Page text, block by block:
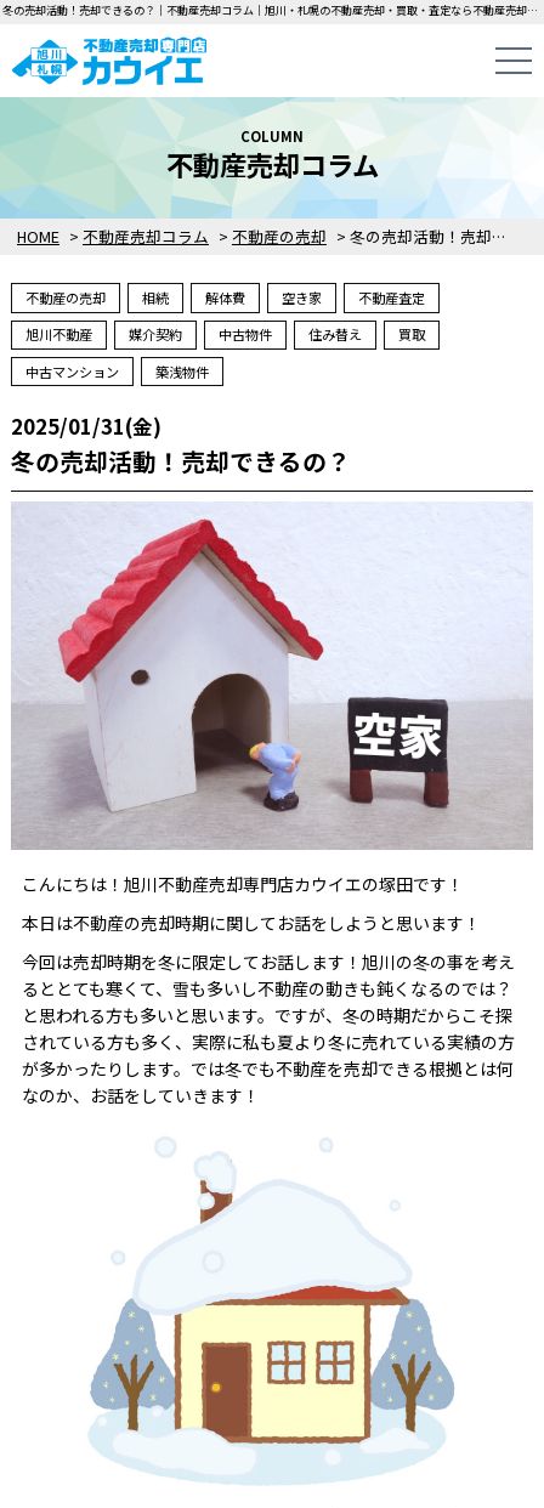
冬の売却活動！売却できるの？｜不動産売却コラム｜旭川・札幌の不動産売却・買取・査定なら不動産売却専門店カウイエにお任せください！中古一戸建て・マンション・土地の即日無料査定・即金買取を行っています！
HOME > 不動産売却コラム > 不動産の売却 > 冬の売却活動！売却できるの？
COLUMN
不動産売却コラム
不動産の売却 相続 解体費 空き家
不動産査定
旭川不動産
媒介契約 中古物件 住み替え
買取
中古マンション
築浅物件
2025/01/31(金)
冬の売却活動！売却できるの？
こんにちは！旭川不動産売却専門店カウイエの塚田です！
本日は不動産の売却時期に関してお話をしようと思います！
今回は売却時期を冬に限定してお話します！旭川の冬の事を考え
るととても寒くて、雪も多いし不動産の動きも鈍くなるのでは？
と思われる方も多いと思います。ですが、冬の時期だからこそ探
されている方も多く、実際に私も夏より冬に売れている実績の方
が多かったりします。では冬でも不動産を売却できる根拠とは何
なのか、お話をしていきます！